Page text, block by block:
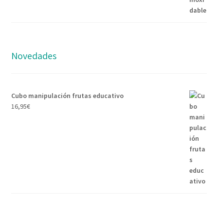
Novedades
Cubo manipulación frutas educativo
16,95€